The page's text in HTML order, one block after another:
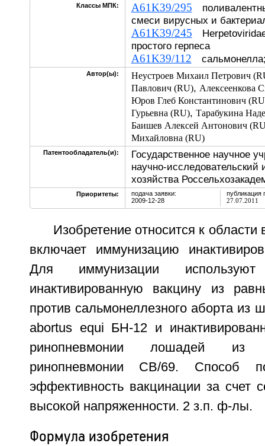
Классы МПК: A61K39/295
смеси вирусных и
A61K39/245
простого герпеса
A61K39/112
Автор(ы):
Неустроев Михаил Петрович
Павлович (RU), Алексеенкова
Юров Глеб Константинович
Гурьевна (RU), Тарабукина
Баишев Алексей Антонович
Михайловна (RU)
Патентообладатель(и):
Государственное научное
научно-исследовательский
хозяйства
Приоритеты:
подача заявки:
2009-12-28
публикация
27.07.2011
Изобретение относится к
включает иммунизацию
Для иммунизации используют
инактивированную вакцину из
против сальмонеллезного аборта из
abortus equi БН-12 и
ринопневмонии лошадей
ринопневмонии СВ/69. Способ
эффективность вакцинации за счет
высокой напряженности. 2 з.п. ф-лы.
Формула изобретения